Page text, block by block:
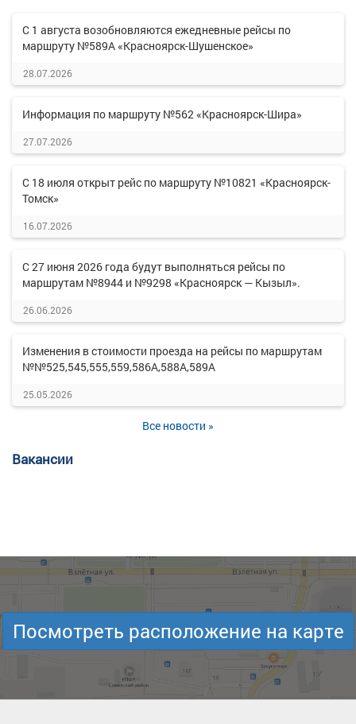
С 1 августа возобновляются ежедневные рейсы по
маршруту №589А «Красноярск-Шушенское»
28.07.2026
Информация по маршруту №562 «Красноярск-Шира»
27.07.2026
С 18 июля открыт рейс по маршруту №10821 «Красноярск-
Томск»
16.07.2026
С 27 июня 2026 года будут выполняться рейсы по
маршрутам №8944 и №9298 «Красноярск — Кызыл».
26.06.2026
Изменения в стоимости проезда на рейсы по маршрутам
№№525,545,555,559,586А,588А,589А
25.05.2026
Все новости »
Вакансии
Посмотреть расположение на карте